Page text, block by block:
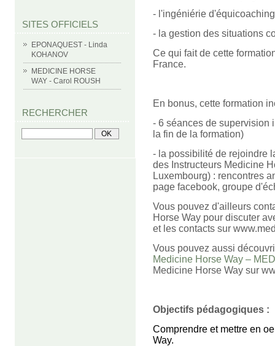
SITES OFFICIELS
EPONAQUEST - Linda
KOHANOV
MEDICINE HORSE
WAY - Carol ROUSH
RECHERCHER
- l'ingéniérie
- la gestion des situations
Ce qui fait de cette
France.
En bonus, cette formation
- 6 séances de supervision
la fin de la formation)
- la possibilité de rejoindre
des Instructeurs Medicine
Luxembourg) : rencontres
page facebook, groupe
Vous pouvez d'ailleurs
Horse Way pour discuter
et les contacts sur
Vous pouvez aussi
Medicine Horse Way –
Medicine Horse Way sur
Objectifs pédagogiques :
Comprendre et mettre en
Way.